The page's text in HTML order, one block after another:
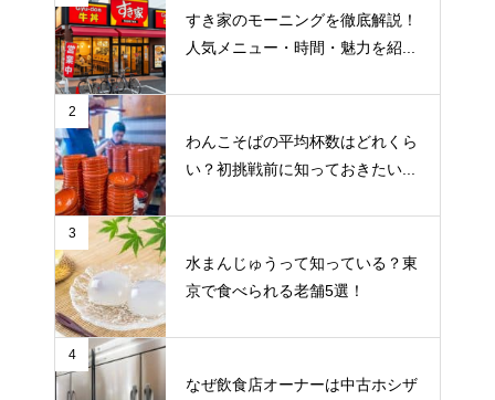
すき家のモーニングを徹底解説！
人気メニュー・時間・魅力を紹...
2
わんこそばの平均杯数はどれくら
い？初挑戦前に知っておきたい...
3
水まんじゅうって知っている？東
京で食べられる老舗5選！
4
なぜ飲食店オーナーは中古ホシザ